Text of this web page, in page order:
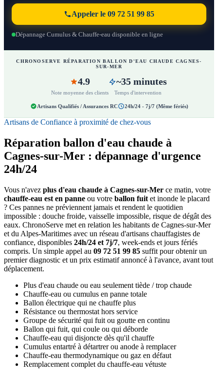
Appeler le 09 72 51 99 85
Dépannage Cumulus & Chauffe-eau disponible en ligne
CHRONOSERVE RÉPARATION BALLON D'EAU CHAUDE CAGNES-
SUR-MER
4.9
Note moyenne des clients
~35 minutes
Temps d'intervention
Artisans Qualifiés / Assurances RC 24h/24 - 7j/7 (Même fériés)
Artisans de Confiance à proximité de chez-vous
Réparation ballon d'eau chaude à
Cagnes-sur-Mer : dépannage d'urgence
24h/24
Vous n'avez plus d'eau chaude à Cagnes-sur-Mer ce matin, votre
chauffe-eau est en panne ou votre ballon fuit et inonde le placard
? Ces pannes ne préviennent jamais et rendent le quotidien
impossible : douche froide, vaisselle impossible, risque de dégât des
eaux. ChronoServe met en relation les habitants de Cagnes-sur-Mer
et du Alpes-Maritimes avec un réseau d'artisans chauffagistes de
confiance, disponibles 24h/24 et 7j/7, week-ends et jours fériés
compris. Un simple appel au 09 72 51 99 85 suffit pour obtenir un
premier diagnostic et un prix estimatif annoncé à l'avance, avant tout
déplacement.
Plus d'eau chaude ou eau seulement tiède / trop chaude
Chauffe-eau ou cumulus en panne totale
Ballon électrique qui ne chauffe plus
Résistance ou thermostat hors service
Groupe de sécurité qui fuit ou goutte en continu
Ballon qui fuit, qui coule ou qui déborde
Chauffe-eau qui disjoncte dès qu'il chauffe
Cumulus entartré à détartrer ou anode à remplacer
Chauffe-eau thermodynamique ou gaz en défaut
Remplacement complet du chauffe-eau vétuste